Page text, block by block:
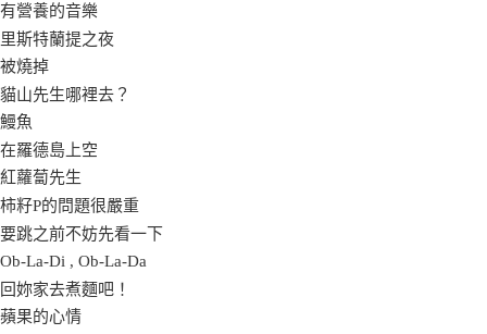
有營養的音樂
里斯特蘭提之夜
被燒掉
貓山先生哪裡去？
鰻魚
在羅德島上空
紅蘿蔔先生
柿籽P的問題很嚴重
要跳之前不妨先看一下
Ob-La-Di , Ob-La-Da
回妳家去煮麵吧！
蘋果的心情